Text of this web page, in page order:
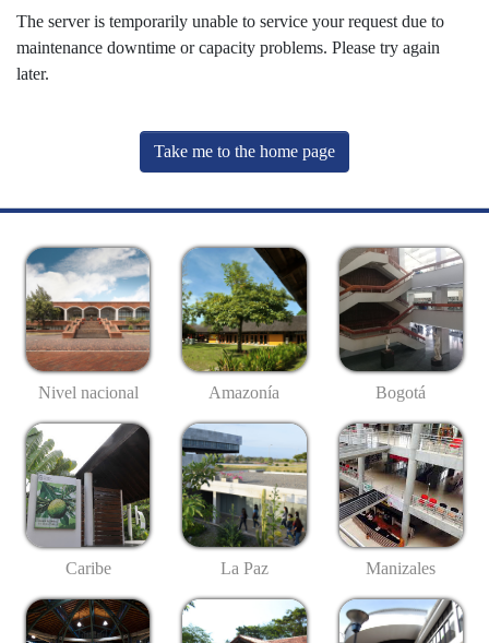
The server is temporarily unable to service your request due to
maintenance downtime or capacity problems. Please try again
later.
Take me to the home page
Nivel nacional Amazonía Bogotá
Caribe La Paz Manizales